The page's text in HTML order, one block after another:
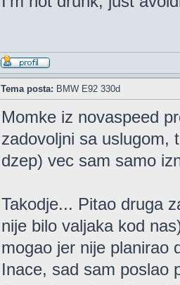
Tema posta: BMW E92 330d
Momke iz novaspeed
zadovoljni sa uslugom,
dzep) vec sam samo
Takodje... Pitao druga
nije bilo valjaka kod
mogao jer nije planirao
Inace, sad sam poslao